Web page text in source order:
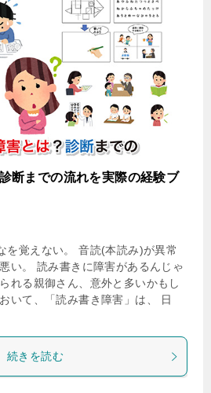
断までの流れを実際の経験ブ
を覚えない。 音読(本読み)が異常
い。 読み書きに障害があるんじゃ
れる親御さん、意外と多いかもし
いて、「読み書き障害」は、 日
続きを読む